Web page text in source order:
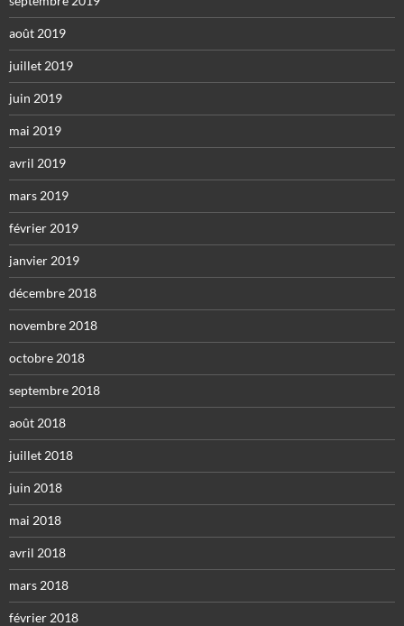
août 2019
juillet 2019
juin 2019
mai 2019
avril 2019
mars 2019
février 2019
janvier 2019
décembre 2018
novembre 2018
octobre 2018
septembre 2018
août 2018
juillet 2018
juin 2018
mai 2018
avril 2018
mars 2018
février 2018